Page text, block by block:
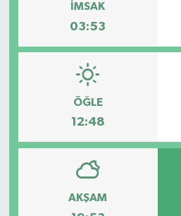
İMSAK
03:53
ÖĞLE
12:48
AKŞAM
EĞİTİM
EKONOMİ
Gömeç
Gönen
Havran